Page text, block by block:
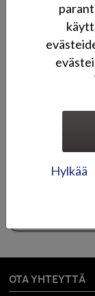
Winter
Pikahaku
OTA YHTEYTTÄ
Hylkää